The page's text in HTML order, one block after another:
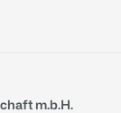
m.b.H.